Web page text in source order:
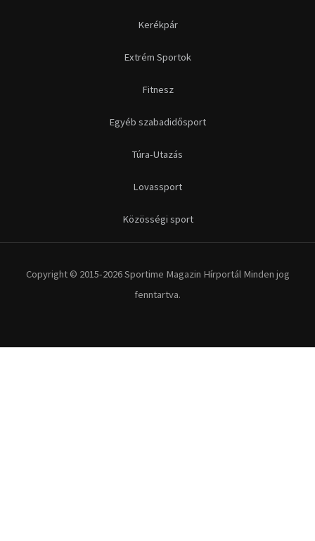
Kerékpár
Extrém Sportok
Fitnesz
Egyéb szabadidősport
Túra-Utazás
Lovassport
Közösségi sport
Copyright © 2015-2026 Sportime Magazin Hírportál Minden jog
fenntartva.